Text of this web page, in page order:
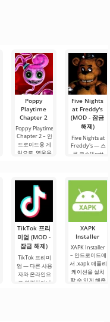
Poppy
Playtime
Chapter 2
Poppy Playtime
Chapter 2 – 안
드로이드용 게
임으로, 영웅을
어의 세계로 빠
뜨립니다. 스토
리에 따르면, 여
러분은
Five Nights
at Freddy's
(MOD - 잠금
해제)
Five Nights at
Freddy's — 스
콧 코슨(Scott
드용 아이코닉
호러 게임으로,
전 세계적인 센
세이션을 일으
켰습니다. 이 게
임은.
TikTok 프리
미엄 (MOD -
잠금 해제)
TikTok 프리미
엄 — 다른 사용
자와 온라인으
로 연결하거나
XAPK
Installer
XAPK Installer
– 안드로이드에
서 .xapk 애플리
케이션을 설치
할 수 있게 해줍